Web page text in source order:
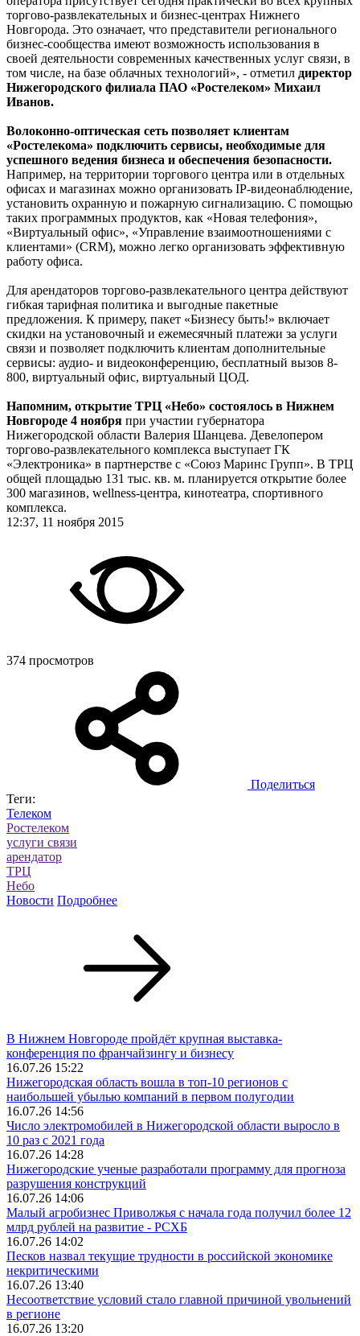
торгово-развлекательных и бизнес-центрах Нижнего
Новгорода. Это означает, что представители регионального
бизнес-сообщества имеют возможность использования в
своей деятельности современных качественных услуг связи, в
том числе, на базе облачных технологий», - отметил директор
Нижегородского филиала ПАО «Ростелеком» Михаил
Иванов.
Волоконно-оптическая сеть позволяет клиентам
«Ростелекома» подключить сервисы, необходимые для
успешного ведения бизнеса и обеспечения безопасности.
Например, на территории торгового центра или в отдельных
офисах и магазинах можно организовать IP-видеонаблюдение,
установить охранную и пожарную сигнализацию. С помощью
таких программных продуктов, как «Новая телефония»,
«Виртуальный офис», «Управление взаимоотношениями с
клиентами» (CRM), можно легко организовать эффективную
работу офиса.
Для арендаторов торгово-развлекательного центра действуют
гибкая тарифная политика и выгодные пакетные
предложения. К примеру, пакет «Бизнесу быть!» включает
скидки на установочный и ежемесячный платежи за услуги
связи и позволяет подключить клиентам дополнительные
сервисы: аудио- и видеоконференцию, бесплатный вызов 8-
800, виртуальный офис, виртуальный ЦОД.
Напомним, открытие ТРЦ «Небо» состоялось в Нижнем
Новгороде 4 ноября при участии губернатора
Нижегородской области Валерия Шанцева. Девелопером
торгово-развлекательного комплекса выступает ГК
«Электроника» в партнерстве с «Союз Маринс Групп». В ТРЦ
общей площадью 131 тыс. кв. м. планируется открытие более
300 магазинов, wellness-центра, кинотеатра, спортивного
комплекса.
12:37, 11 ноября 2015
374 просмотров
Поделиться
Теги:
Телеком
Ростелеком
услуги связи
арендатор
ТРЦ
Небо
Новости Подробнее
В Нижнем Новгороде пройдёт крупная выставка-
конференция по франчайзингу и бизнесу
16.07.26 15:22
Нижегородская область вошла в топ‑10 регионов с
наибольшей убылью компаний в первом полугодии
16.07.26 14:56
Число электромобилей в Нижегородской области выросло в
10 раз с 2021 года
16.07.26 14:28
Нижегородские ученые разработали программу для прогноза
разрушения конструкций
16.07.26 14:06
Малый агробизнес Приволжья с начала года получил более 12
млрд рублей на развитие - РСХБ
16.07.26 14:02
Песков назвал текущие трудности в российской экономике
некритическими
16.07.26 13:40
Несоответствие условий стало главной причиной увольнений
в регионе
16.07.26 13:20